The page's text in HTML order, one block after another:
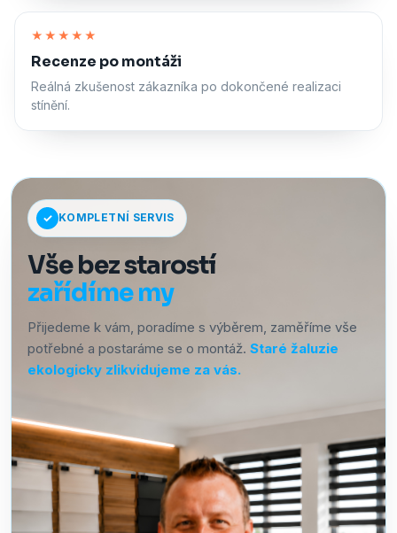
★★★★★
Recenze po montáži
Reálná zkušenost zákazníka po dokončené realizaci
stínění.
KOMPLETNÍ SERVIS
Vše bez starostí
zařídíme my
Přijedeme k vám, poradíme s výběrem, zaměříme vše
potřebné a postaráme se o montáž. Staré žaluzie
ekologicky zlikvidujeme za vás.